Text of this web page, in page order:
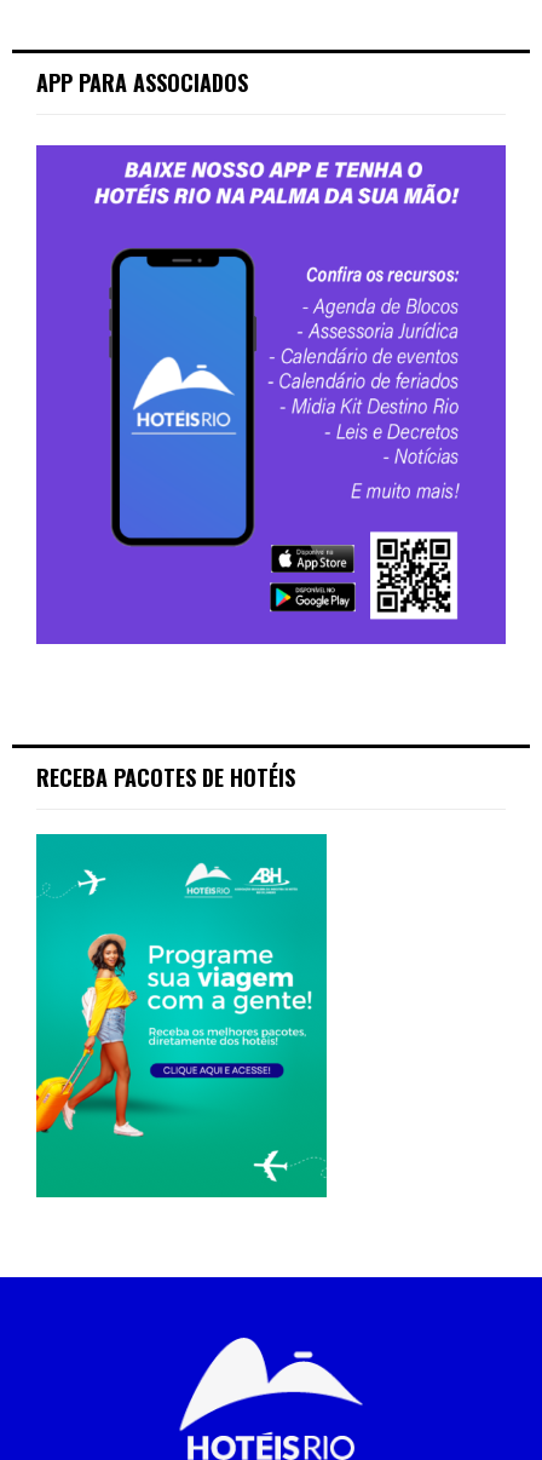
APP PARA ASSOCIADOS
RECEBA PACOTES DE HOTÉIS